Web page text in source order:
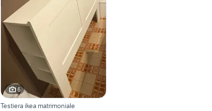
6
Testiera ikea matrimoniale